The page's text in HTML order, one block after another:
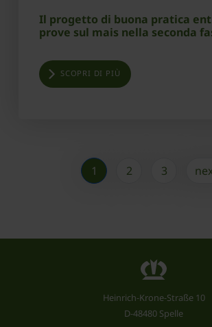
Il progetto di buona pratica
prove sul mais nella seconda
SCOPRI DI PIÙ
1 2 3
Heinrich-Krone-Straße 10
D-48480 Spelle